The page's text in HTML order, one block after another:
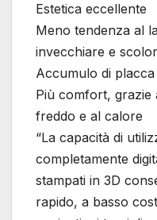
Estetica eccellente
Meno tendenza al
invecchiare e
Accumulo di placca
Più comfort, grazie
freddo e al calore
“La capacità di
completamente
stampati in 3D
rapido, a basso